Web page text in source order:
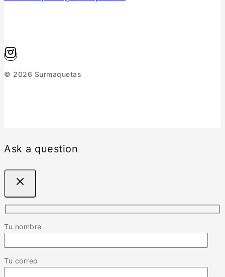
© 2026 Surmaquetas
Ask a question
Tu nombre
Tu correo